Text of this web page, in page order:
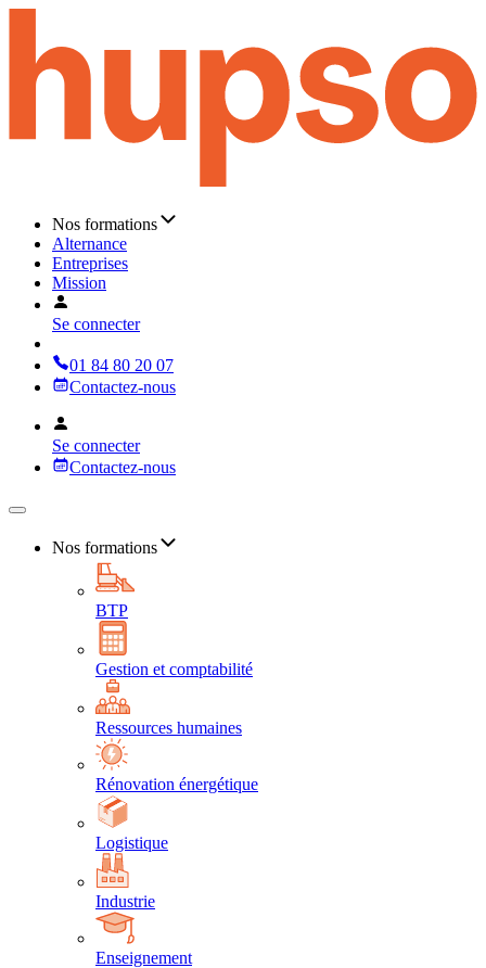
Nos formations
Alternance
Entreprises
Mission
Se connecter
01 84 80 20 07
Contactez-nous
Se connecter
Contactez-nous
Nos formations
BTP
Gestion et comptabilité
Ressources humaines
Rénovation énergétique
Logistique
Industrie
Enseignement